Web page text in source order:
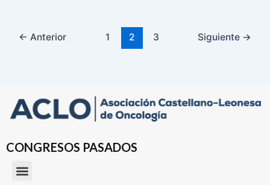
← Anterior 1 2 3 Siguiente →
CONGRESOS PASADOS